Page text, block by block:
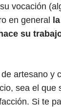
vocación
en general
su
artesano y
sea el que
Si te